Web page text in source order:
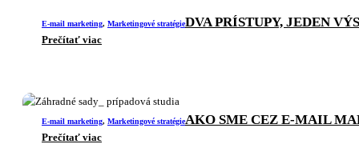
E-mail marketing, Marketingové stratégieDVA PRÍSTUPY, JEDEN
Prečítať viac
E-mail marketing, Marketingové stratégieAKO SME CEZ E-MAIL
Prečítať viac